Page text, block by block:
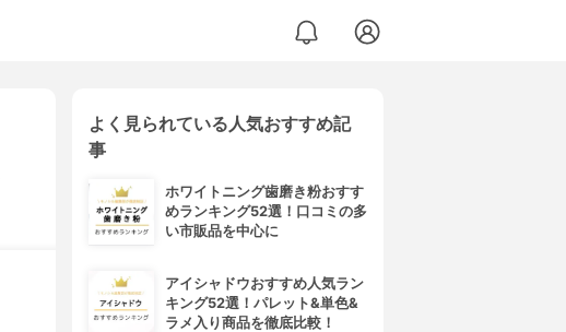
よく見られている人気おすすめ記
事
ホワイトニング歯磨き粉おすす
めランキング52選！口コミの多
い市販品を中心に
アイシャドウおすすめ人気ラン
キング52選！パレット&単色&
ラメ入り商品を徹底比較！